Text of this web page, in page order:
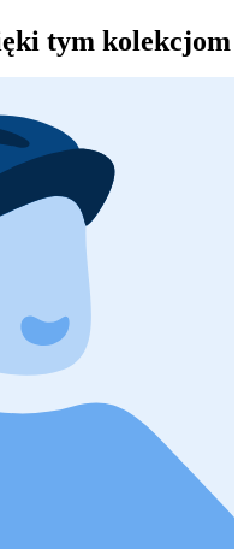
tym kolekcjom